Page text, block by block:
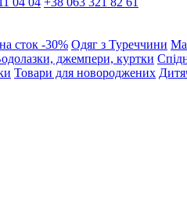
сток -30% Одяг з Туреччини
джемпери, куртки
Товари для новороджених